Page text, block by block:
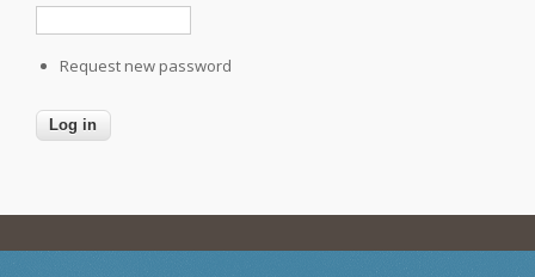
Request new password